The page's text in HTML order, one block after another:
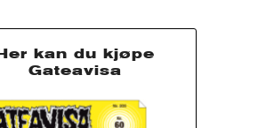
Her kan du kjøpe
Gateavisa